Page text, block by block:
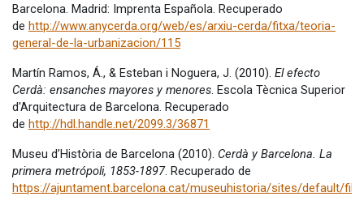
Barcelona. Madrid: Imprenta Española. Recuperado
de http://www.anycerda.org/web/es/arxiu-cerda/fitxa/teoria-
general-de-la-urbanizacion/115
Martín Ramos, Á., & Esteban i Noguera, J. (2010). El efecto
Cerdà: ensanches mayores y menores. Escola Tècnica Superior
d'Arquitectura de Barcelona. Recuperado
de http://hdl.handle.net/2099.3/36871
Museu d’Història de Barcelona (2010). Cerdà y Barcelona. La
primera metrópoli, 1853-1897. Recuperado de
https://ajuntament.barcelona.cat/museuhistoria/sites/default/